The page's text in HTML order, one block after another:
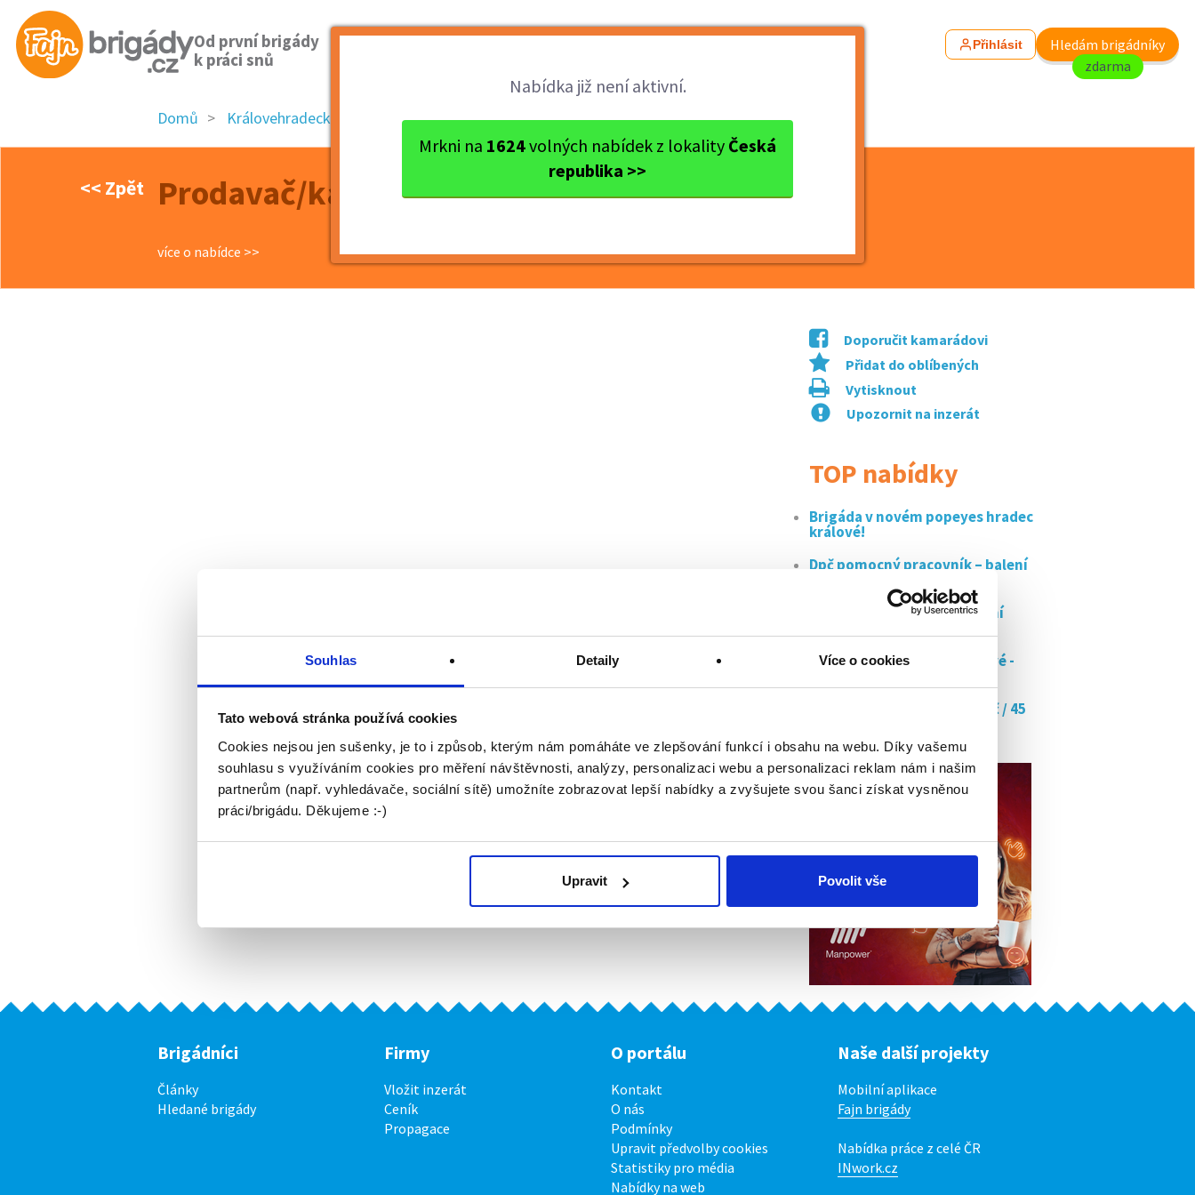
Souhlas Detaily Více o cookies
Tato webová stránka používá cookies
Cookies nejsou jen sušenky, je to i způsob, kterým nám pomáháte ve zlepšování funkcí i obsahu na webu. Díky vašemu
souhlasu s využíváním cookies pro měření návštěvnosti, analýzy, personalizaci webu a personalizaci reklam nám i našim
partnerům (např. vyhledávače, sociální sítě) umožníte zobrazovat lepší nabídky a zvyšujete svou šanci získat vysněnou
práci/brigádu. Děkujeme :-)
Upravit Povolit vše
Od první brigády
k práci snů
Přihlásit
Hledám brigádníky
zdarma
Nabídka již není aktivní.
Mrkni na 1624volných nabídek z lokality Česká
republika >>
Domů Královehradecký kraj okres Hradec Králové Hradec Králové Prodavač/ka - brigáda - Osice
<< Zpět Prodavač/ka - brigáda - Osice
více o nabídce >>
Doporučit kamarádovi
Přidat do oblíbených
Vytisknout
Upozornit na inzerát
TOP nabídky
Brigáda v novém popeyes hradec
králové!
Dpč pomocný pracovník – balení
Minibar stevard/ka flexibilní
Výlep plakátů hradec králové -
Doučujte s námi až za 350 kč / 45
Brigádníci
Články
Hledané brigády
Firmy
Vložit inzerát
Ceník
Propagace
O portálu
Kontakt
O nás
Podmínky
Upravit předvolby cookies
Statistiky pro média
Nabídky na web
Naše další projekty
Mobilní aplikace
Fajn brigády
Nabídka práce z celé ČR
INwork.cz